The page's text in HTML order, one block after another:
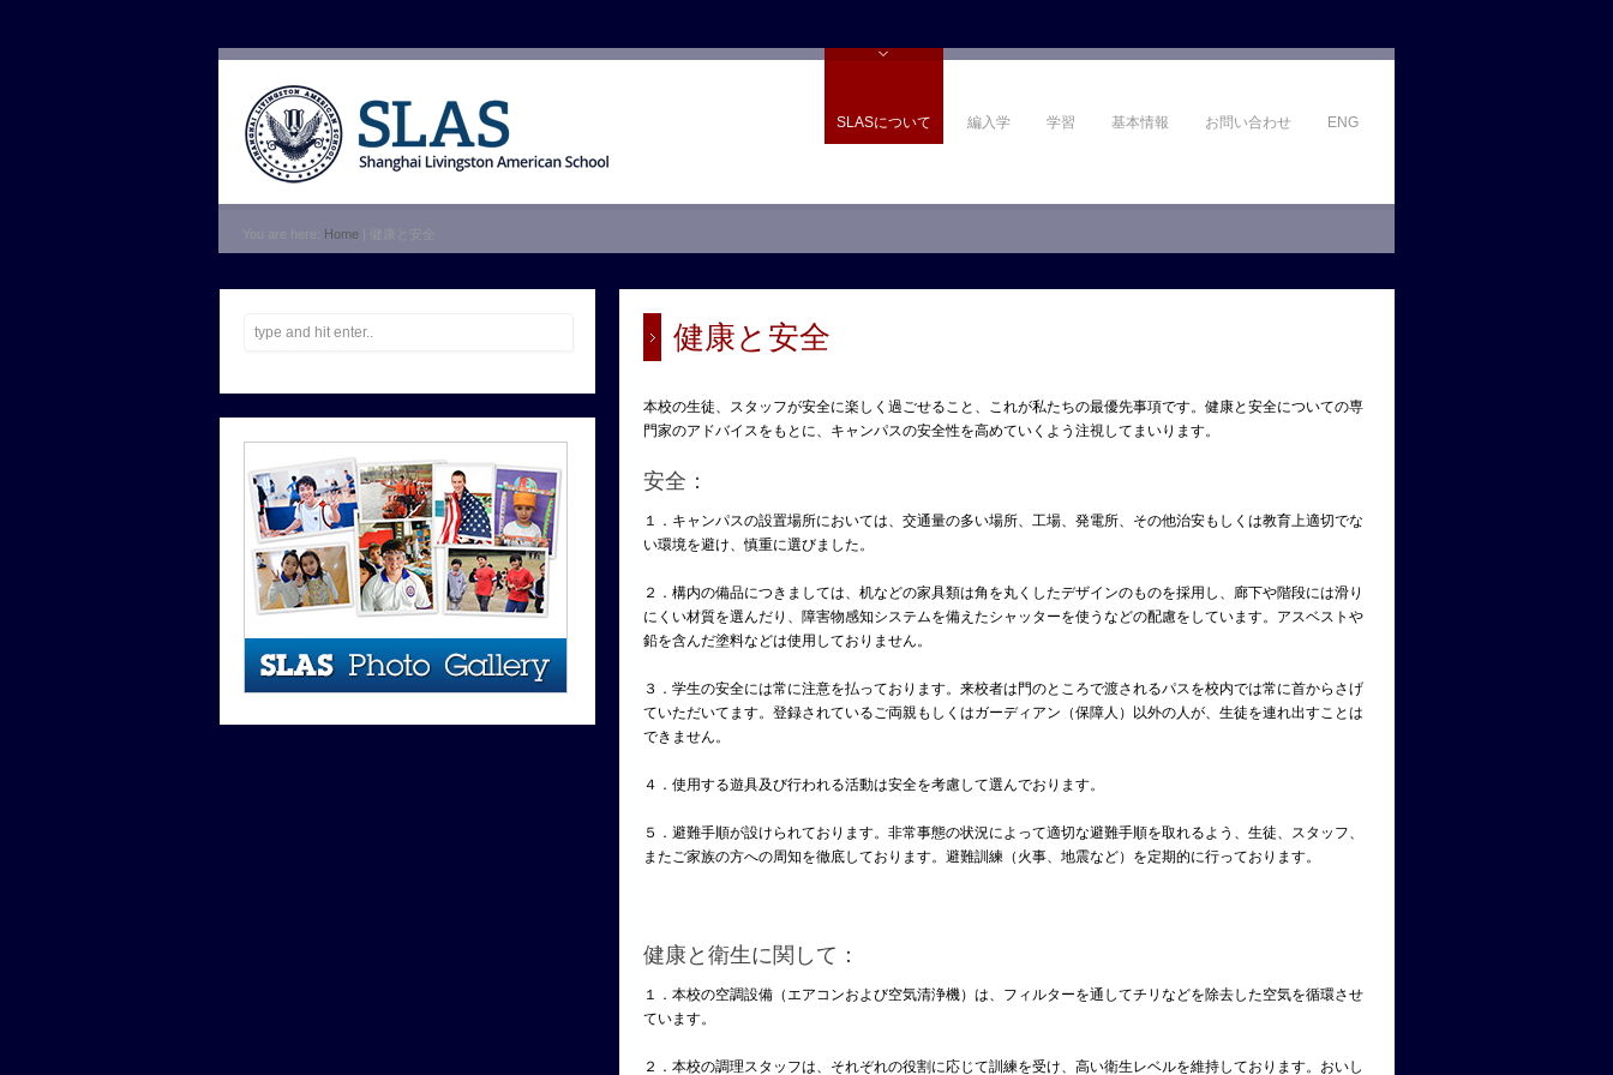
SLASについて 編入学 学習 基本情報 お問い合わせ ENG
You are here: Home
健康と安全
本校の生徒、スタッフが安全に楽しく過ごせること、これが私たちの最優先事項です。健康と安全についての専
門家のアドバイスをもとに、キャンパスの安全性を高めていくよう注視してまいります。
安全：
１．キャンパスの設置場所においては、交通量の多い場所、工場、発電所、その他治安もしくは教育上適切でな
い環境を避け、慎重に選びました。
２．構内の備品につきましては、机などの家具類は角を丸くしたデザインのものを採用し、廊下や階段には滑り
にくい材質を選んだり、障害物感知システムを備えたシャッターを使うなどの配慮をしています。アスベストや
鉛を含んだ塗料などは使用しておりません。
３．学生の安全には常に注意を払っております。来校者は門のところで渡されるパスを校内では常に首からさげ
ていただいてます。登録されているご両親もしくはガーディアン（保障人）以外の人が、生徒を連れ出すことは
できません。
４．使用する遊具及び行われる活動は安全を考慮して選んでおります。
５．避難手順が設けられております。非常事態の状況によって適切な避難手順を取れるよう、生徒、スタッフ、
またご家族の方への周知を徹底しております。避難訓練（火事、地震など）を定期的に行っております。
健康と衛生に関して：
１．本校の空調設備（エアコンおよび空気清浄機）は、フィルターを通してチリなどを除去した空気を循環させ
ています。
２．本校の調理スタッフは、それぞれの役割に応じて訓練を受け、高い衛生レベルを維持しております。おいし